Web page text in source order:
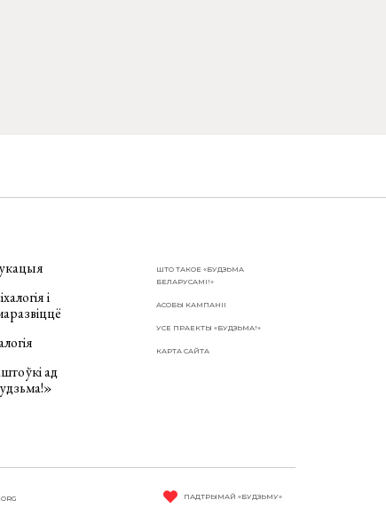
і
ад
ШТО ТАКОЕ «БУДЗЬМА
БЕЛАРУСАМІ!»
АСОБЫ КАМПАНІІ
УСЕ ПРАЕКТЫ «БУДЗЬМА!»
КАРТА САЙТА
ПАДТРЫМАЙ «БУДЗЬМУ»